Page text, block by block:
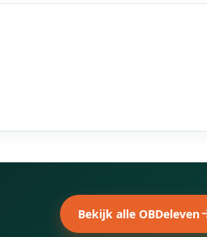
Bekijk alle OBDeleven